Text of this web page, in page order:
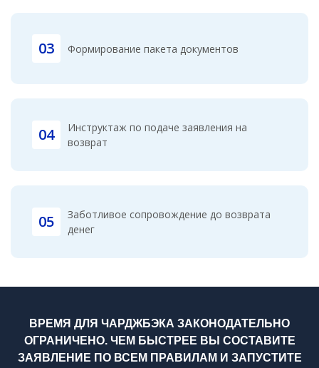
03 Формирование пакета документов
04
Инструктаж по подаче заявления на
возврат
05
Заботливое сопровождение до возврата
денег
ВРЕМЯ ДЛЯ ЧАРДЖБЭКА ЗАКОНОДАТЕЛЬНО
ОГРАНИЧЕНО. ЧЕМ БЫСТРЕЕ ВЫ СОСТАВИТЕ
ЗАЯВЛЕНИЕ ПО ВСЕМ ПРАВИЛАМ И ЗАПУСТИТЕ